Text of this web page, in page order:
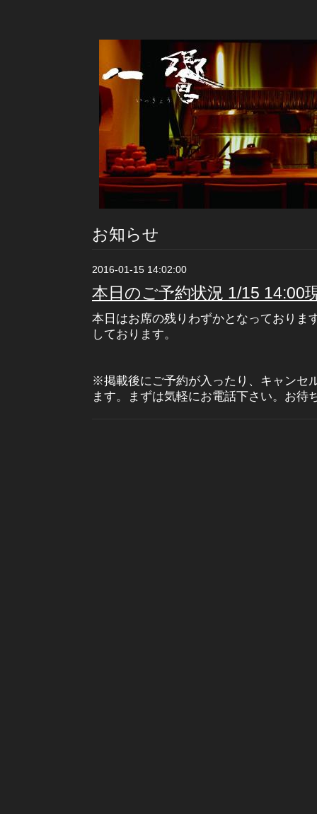
お知らせ
2016-01-15 14:02:00
本日のご予約状況 1/15 14:00
本日はお席の残りわずかとなっておりま
しております。
※掲載後にご予約が入ったり、キャンセ
ます。まずは気軽にお電話下さい。お待